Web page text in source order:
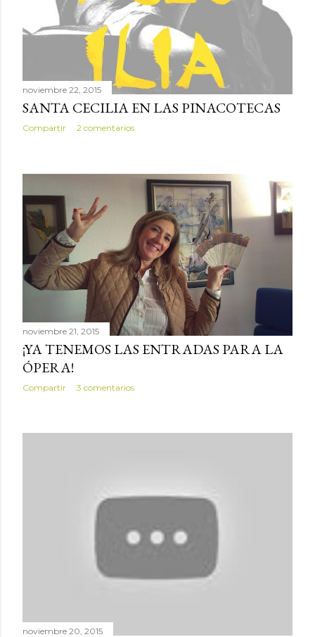
noviembre 22, 2015
SANTA CECILIA EN LAS PINACOTECAS
Compartir 2 comentarios
noviembre 21, 2015
¡YA TENEMOS LAS ENTRADAS PARA LA
ÓPERA!
Compartir 3 comentarios
noviembre 20, 2015